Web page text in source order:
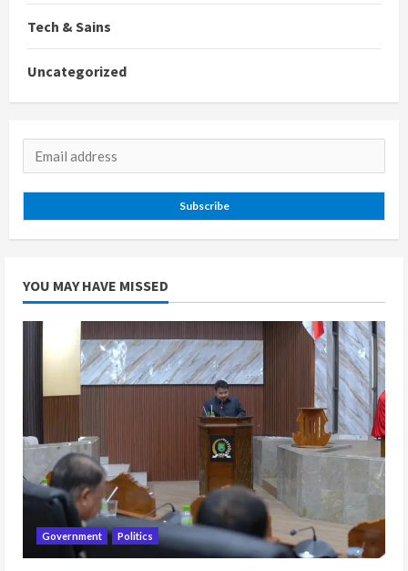
Tech & Sains
Uncategorized
Subscribe
YOU MAY HAVE MISSED
Government Politics